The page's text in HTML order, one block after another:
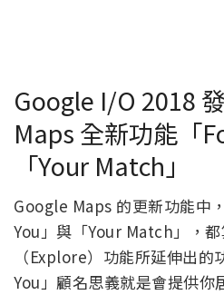
Google I/O 2018
Maps 全新功能「
「Your Match」
Google Maps 的更新功能中
You」與「Your Match」，
（Explore）功能所延伸出
You」顧名思義就是會提供你